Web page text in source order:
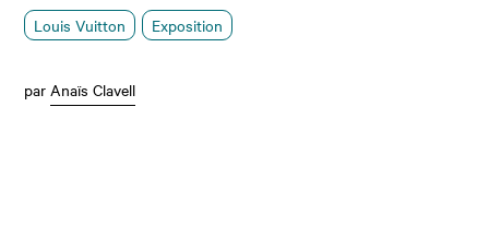
Louis Vuitton Exposition
parAnaïs Clavell